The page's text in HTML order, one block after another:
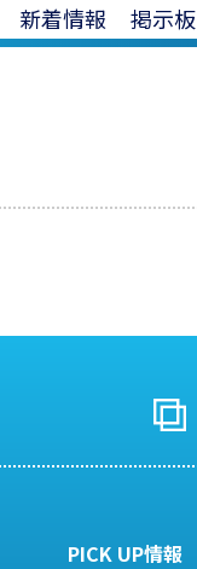
新着情報 掲示板
PICK UP情報